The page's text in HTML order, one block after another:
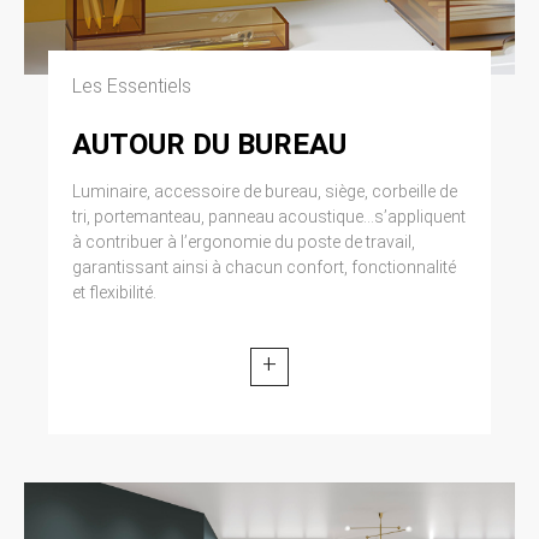
Les Essentiels
AUTOUR DU BUREAU
Luminaire, accessoire de bureau, siège, corbeille de
tri, portemanteau, panneau acoustique...s’appliquent
à contribuer à l’ergonomie du poste de travail,
garantissant ainsi à chacun confort, fonctionnalité
et flexibilité.
+